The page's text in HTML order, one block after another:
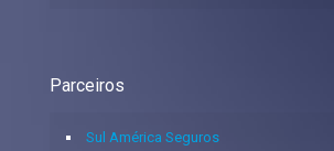
Parceiros
Sul América Seguros